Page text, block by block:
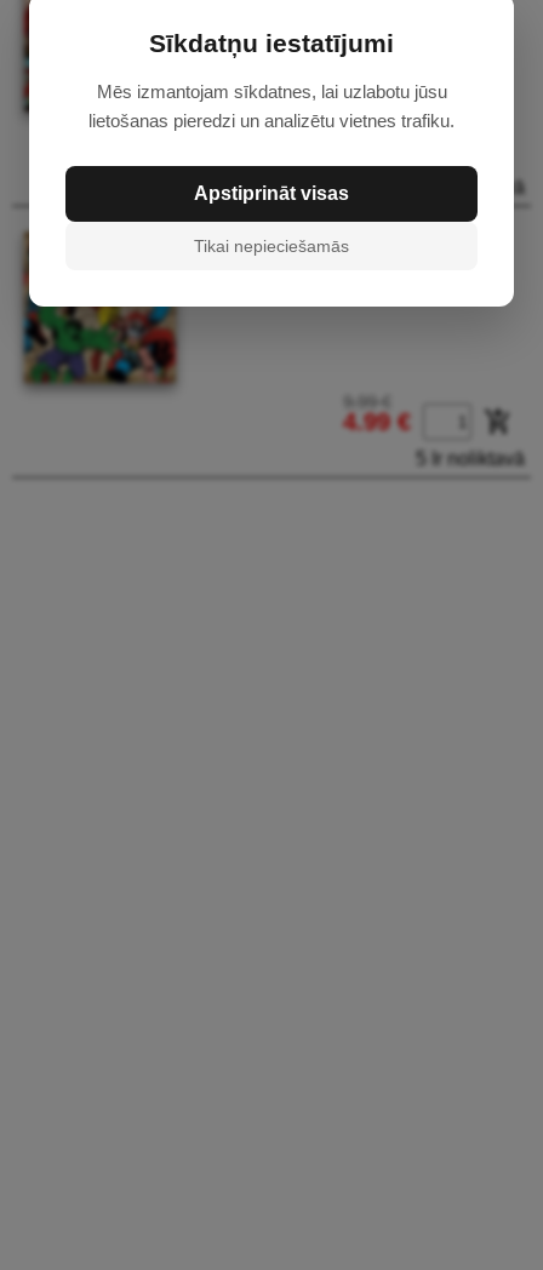
Sīkdatņu iestatījumi
Mēs izmantojam sīkdatnes, lai uzlabotu jūsu
lietošanas pieredzi un analizētu vietnes trafiku.
Apstiprināt visas
Tikai nepieciešamās
9.99 €
4 Ir noliktavā
70-467 Marvel Comics
4.99 € add_shopping_cart
5 Ir noliktavā